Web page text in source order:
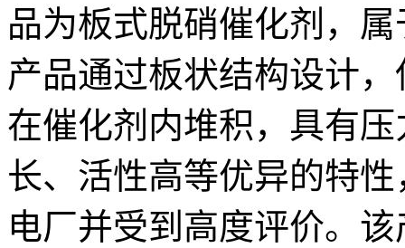
品为板式脱硝催化剂，
产品通过板状结构设计
在催化剂内堆积，具有
长、活性高等优异的特
电厂并受到高度评价。